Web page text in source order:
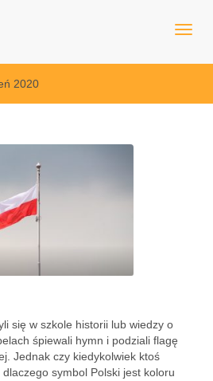
2020
się w szkole historii lub wiedzy o
śpiewali hymn i podziali flagę
Jednak czy kiedykolwiek ktoś
dlaczego symbol Polski jest koloru